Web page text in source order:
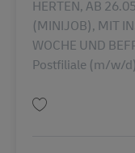
HERTEN, AB
(MINIJOB), MIT
WOCHE UND
Postfiliale (m/w/